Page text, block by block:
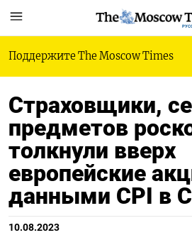
Поддержите The Moscow Times
Страховщики,
предметов
толкнули вверх
европейские
данными CPI в
10.08.2023